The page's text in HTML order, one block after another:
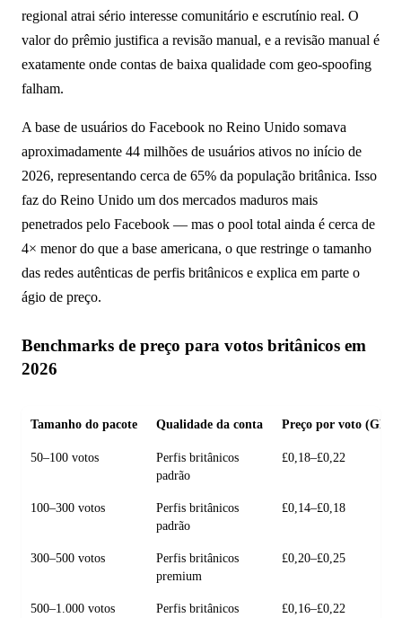
regional atrai sério interesse comunitário e escrutínio real. O
valor do prêmio justifica a revisão manual, e a revisão manual é
exatamente onde contas de baixa qualidade com geo-spoofing
falham.
A base de usuários do Facebook no Reino Unido somava
aproximadamente 44 milhões de usuários ativos no início de
2026, representando cerca de 65% da população britânica. Isso
faz do Reino Unido um dos mercados maduros mais
penetrados pelo Facebook — mas o pool total ainda é cerca de
4× menor do que a base americana, o que restringe o tamanho
das redes autênticas de perfis britânicos e explica em parte o
ágio de preço.
Benchmarks de preço para votos britânicos em
2026
Tamanho do pacote Qualidade da conta Preço por voto (GBP)
50–100 votos
Perfis britânicos
padrão
£0,18–£0,22
100–300 votos
Perfis britânicos
padrão
£0,14–£0,18
300–500 votos
Perfis britânicos
premium
£0,20–£0,25
500–1.000 votos
Perfis britânicos
£0,16–£0,22